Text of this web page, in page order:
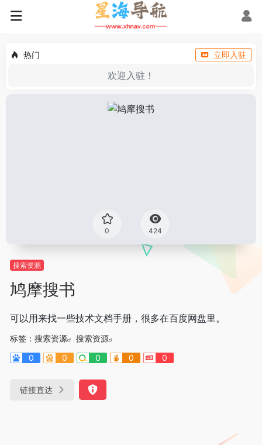
热门 立即入驻
欢迎入驻！
0 424
搜索资源
鸠摩搜书
可以用来找一些技术文档手册，很多在百度网盘里。
标签： 搜索资源
搜索资源
0
0 0 0 0
链接直达